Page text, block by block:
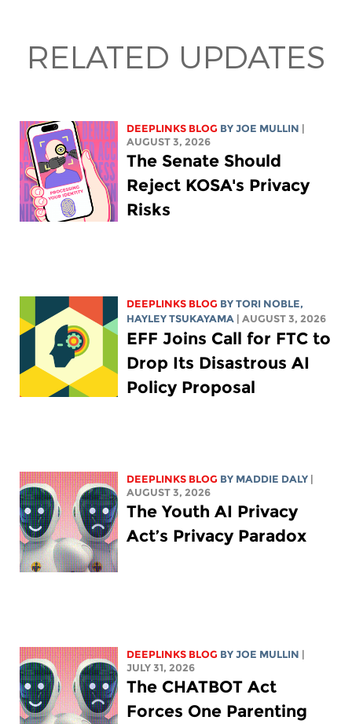
RELATED UPDATES
DEEPLINKS BLOG BYJOE MULLIN |
AUGUST 3, 2026
The Senate Should
Reject KOSA's Privacy
Risks
DEEPLINKS BLOG BYTORI NOBLE,
HAYLEY TSUKAYAMA | AUGUST 3, 2026
EFF Joins Call for FTC to
Drop Its Disastrous AI
Policy Proposal
DEEPLINKS BLOG BY MADDIE DALY |
AUGUST 3, 2026
The Youth AI Privacy
Act’s Privacy Paradox
DEEPLINKS BLOG BYJOE MULLIN |
JULY 31, 2026
The CHATBOT Act
Forces One Parenting